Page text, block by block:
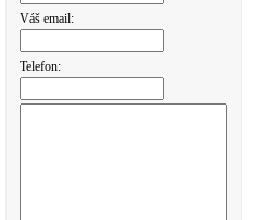
Váš email:
Telefon: